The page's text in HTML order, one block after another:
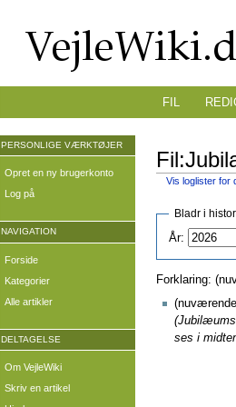
Vis loglister for
Bladr i
År:
Forklaring:
ses i
FIL
PERSONLIGE VÆRKTØJER
Opret en ny brugerkonto
Log på
NAVIGATION
Forside
Kategorier
Alle artikler
DELTAGELSE
Om VejleWiki
Skriv en artikel